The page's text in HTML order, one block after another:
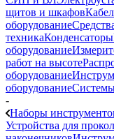
щитов и шкафов
оборудование
техникаКонденсаторы
оборудование
работ на высоте
оборудование
оборудование
-
Наборы
Устройства для